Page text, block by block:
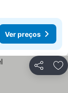
Ver preços
Partilhar